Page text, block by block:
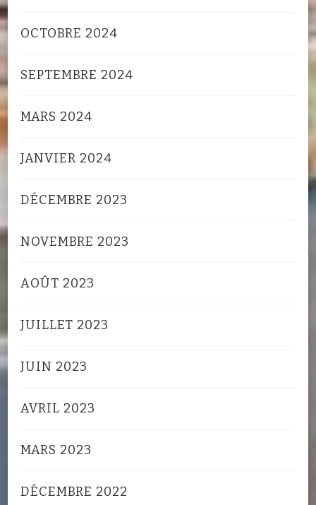
OCTOBRE 2024
SEPTEMBRE 2024
MARS 2024
JANVIER 2024
DÉCEMBRE 2023
NOVEMBRE 2023
AOÛT 2023
JUILLET 2023
JUIN 2023
AVRIL 2023
MARS 2023
DÉCEMBRE 2022